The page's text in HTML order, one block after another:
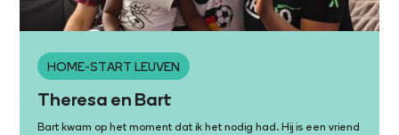
HOME-START LEUVEN
Theresa en Bart
Bart kwam op het moment dat ik het nodig had. Hij is een vriend